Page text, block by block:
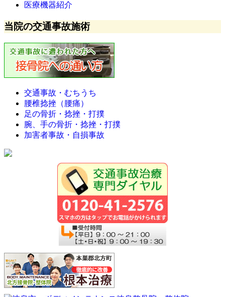
医療機器紹介
当院の交通事故施術
交通事故・むちうち
腰椎捻挫（腰痛）
足の骨折・捻挫・打撲
腕、手の骨折・捻挫・打撲
加害者事故・自損事故